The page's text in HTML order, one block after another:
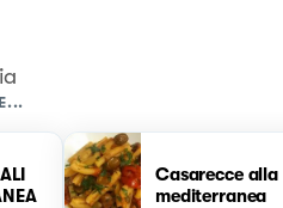
Casarecce alla
mediterranea